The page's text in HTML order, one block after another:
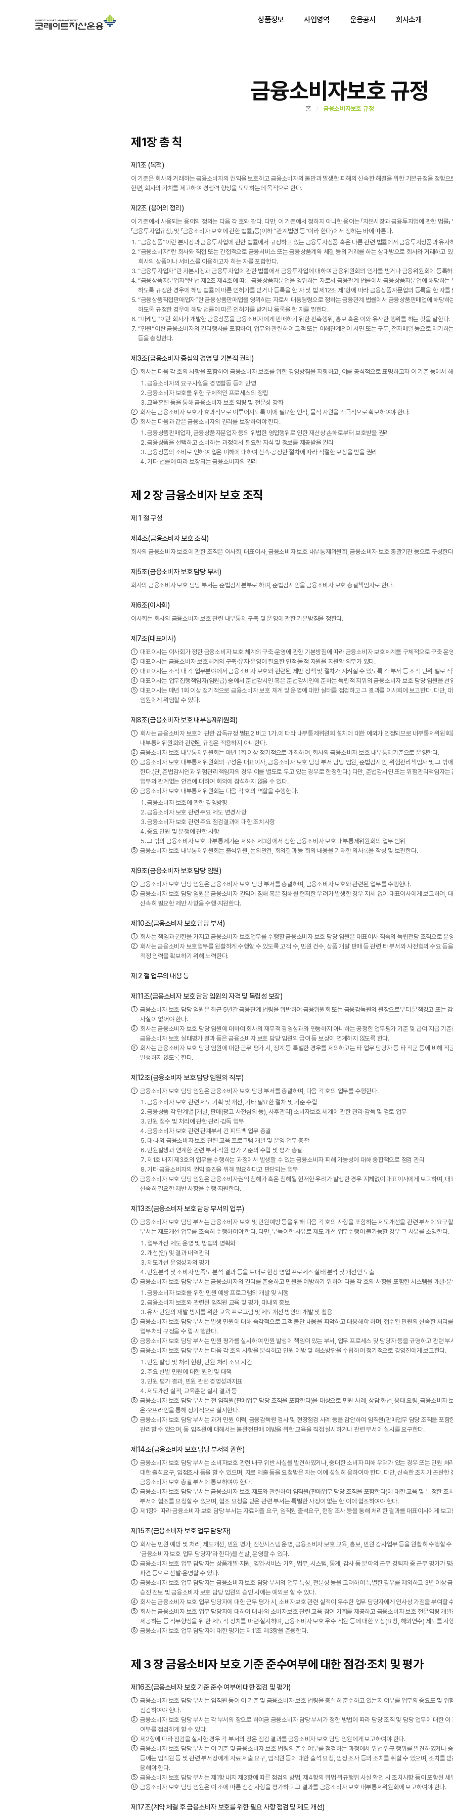
상품정보 사업영역 운용공시 회사소개
금융소비자보호 규정
홈 금융소비자보호 규정
제1장 총 칙
제1조 (목적)
이 기준은 회사와 거래하는 금융소비자의 권익을 보호하고 금융소비자의 불만과 발생한 피해의 신속한 해결을 위한 기본규정을 정함
한편, 회사의 가치를 제고하여 경쟁력 향상을 도모하는데 목적으로 한다.
제2조 (용어의 정리)
이 기준에서 사용되는 용어의 정의는 다음 각 호와 같다. 다만, 이 기준에서 정하지 아니한 용어는 「자본시장과 금융투자업에 관한 법률
「금융투자업규정」 및 「금융소비자 보호에 관한 법률」등(이하 “관계법령 등”이라 한다)에서 정하는 바에 따른다.
“금융상품”이란 본시장과 금융투자업에 관한 법률에서 규정하고 있는 금융투자상품 혹은 다른 관련 법률에서 금융투자상품과 유사
“금융소비자”란 회사와 직접 또는 간접적으로 금융서비스 또는 금융상품계약 체결 등의 거래를 하는 상대방으로 회사와 거래하고
회사의 상품이나 서비스를 이용하고자 하는 자를 포함한다.
“금융투자업자”란 자본시장과 금융투자업에 관한 법률에서 금융투자업에 대하여 금융위원회의 인가를 받거나 금융위원회에 등록
“금융상품자문업자”란 법 제2조 제4호에 따른 금융상품자문업을 영위하는 자로서 금융관계 법률에서 금융상품자문업에 해당하는
하도록 규정한 경우에 해당 법률에 따른 인허가를 받거나 등록을 한 자 및 법 제12조 제1항에 따라 금융상품자문업의 등록을 한 자를
“금융상품직접판매업자”란 금융상품판매업을 영위하는 자로서 대통령령으로 정하는 금융관계 법률에서 금융상품판매업에 해당하
하도록 규정한 경우에 해당 법률에 따른 인허가를 받거나 등록을 한 자를 말한다.
“마케팅”이란 회사가 개발한 금융상품을 금융소비자에게 판매하기 위한 판촉행위, 홍보 혹은 이와 유사한 행위를 하는 것을 말한다.
“민원”이란 금융소비자의 권리행사를 포함하여, 업무와 관련하여 고객 또는 이해관계인이 서면 또는 구두, 전자메일 등으로 제기하
등을 총칭한다.
제3조(금융소비자 중심의 경영 및 기본적 권리)
회사는 다음 각 호의 사항을 포함하여 금융소비자 보호를 위한 경영방침을 지향하고, 이를 공식적으로 표명하고자 이 기준 등에서
금융소비자의 요구사항을 경영활동 등에 반영
금융소비자 보호를 위한 구체적인 프로세스의 정립
교육훈련 등을 통해 금융소비자 보호 역량 및 전문성 강화
회사는 금융소비자 보호가 효과적으로 이루어지도록 이에 필요한 인적, 물적 자원을 적극적으로 확보하여야 한다.
회사는 다음과 같은 금융소비자의 권리를 보장하여야 한다.
금융상품판매업자, 금융상품자문업자 등의 위법한 영업행위로 인한 재산상 손해로부터 보호받을 권리
금융상품을 선택하고 소비하는 과정에서 필요한 지식 및 정보를 제공받을 권리
금융상품의 소비로 인하여 입은 피해에 대하여 신속·공정한 절차에 따라 적절한 보상을 받을 권리
기타 법률에 따라 보장되는 금융소비자의 권리
제 2 장 금융소비자 보호 조직
제 1 절 구성
제4조(금융소비자 보호 조직)
회사의 금융소비자 보호에 관한 조직은 이사회, 대표이사, 금융소비자 보호 내부통제위원회, 금융소비자 보호 총괄기관 등으로 구성한
제5조(금융소비자 보호 담당 부서)
회사의 금융소비자 보호 담당 부서는 준법감시본부로 하며, 준법감시인을 금융소비자 보호 총괄책임자로 한다.
제6조(이사회)
이사회는 회사의 금융소비자 보호 관련 내부통제 구축 및 운영에 관한 기본방침을 정한다.
제7조(대표이사)
대표이사는 이사회가 정한 금융소비자 보호 체계의 구축·운영에 관한 기본방침에 따라 금융소비자 보호체계를 구체적으로 구축·운
대표이사는 금융소비자 보호체계의 구축·유지·운영에 필요한 인적·물적 자원을 지원할 의무가 있다.
대표이사는 조직 내 각 업무분야에서 금융소비자 보호와 관련된 제반 정책 및 절차가 지켜질 수 있도록 각 부서 등 조직 단위 별로
대표이사는 업무집행책임자(임원급) 중에서 준법감시인 혹은 준법감시인에 준하는 독립적 지위의 금융소비자 보호 담당 임원을 선
대표이사는 매년 1회 이상 정기적으로 금융소비자 보호 체계 및 운영에 대한 실태를 점검하고 그 결과를 이사회에 보고한다. 다만,
임원에게 위임할 수 있다.
제8조(금융소비자 보호 내부통제위원회)
회사는 금융소비자 보호에 관한 감독규정 별표2 비고 1.가.에 따라 내부통제위원회 설치에 대한 예외가 인정되므로 내부통제위원회
내부통제위원회와 관련된 규정은 적용하지 아니한다.
금융소비자 보호 내부통제위원회는 매년 1회 이상 정기적으로 개최하며, 회사의 금융소비자 보호 내부통제기준으로 운영한다.
금융소비자 보호 내부통제위원회의 구성은 대표이사, 금융소비자 보호 담당 부서 담당 임원, 준법감시인, 위험관리책임자 및 그 밖
한다.(단, 준법감시인과 위험관리책임자의 경우 이를 별도로 두고 있는 경우로 한정한다.) 다만, 준법감시인 또는 위험관리책임자
업무와 관계없는 안건에 대하여 회의에 참석하지 않을 수 있다.
금융소비자 보호 내부통제위원회는 다음 각 호의 역할을 수행한다.
금융소비자 보호에 관한 경영방향
금융소비자 보호 관련 주요 제도 변경사항
금융소비자 보호 관련 주요 점검결과에 대한 조치사항
중요 민원 및 분쟁에 관한 사항
그 밖의 금융소비자 보호 내부통제기준 제9조 제3항에서 정한 금융소비자 보호 내부통제위원회의 업무 범위
금융소비자 보호 내부통제위원회는 출석위원, 논의안건, 회의결과 등 회의 내용을 기재한 의사록을 작성 및 보관한다.
제9조(금융소비자 보호 담당 임원)
금융소비자 보호 담당 임원은 금융소비자 보호 담당 부서를 총괄하며, 금융소비자 보호와 관련된 업무를 수행한다.
금융소비자 보호 담당 임원은 금융소비자 권익이 침해 혹은 침해될 현저한 우려가 발생한 경우 지체 없이 대표이사에게 보고하며,
신속히 필요한 제반 사항을 수행·지원한다.
제10조(금융소비자 보호 담당 부서)
회사는 책임과 권한을 가지고 금융소비자 보호업무를 수행할 금융소비자 보호 담당 임원은 대표이사 직속의 독립전담 조직으로 운
회사는 금융소비자 보호업무를 원활하게 수행할 수 있도록 고객 수, 민원 건수, 상품 개발 판매 등 관련 타 부서와 사전협의 수요 등
적정 인력을 확보하기 위해 노력한다.
제 2 절 업무의 내용 등
제11조(금융소비자 보호 담당 임원의 자격 및 독립성 보장)
금융소비자 보호 담당 임원은 최근 5년간 금융관계 법령을 위반하여 금융위원회 또는 금융감독원의 원장으로부터 문책경고 또는
사실이 없어야 한다.
회사는 금융소비자 보호 담당 임원에 대하여 회사의 재무적 경영성과와 연동하지 아니하는 공정한 업무평가 기준 및 급여 지급 기
금융소비자 보호 실태평가 결과 등은 금융소비자 보호 담당 임원의 급여 등 보상에 연계하지 않도록 한다.
회사는 금융소비자 보호 담당 임원에 대한 근무 평가 시, 징계 등 특별한 경우를 제외하고는 타 업무 담당자 등 타 직군 등에 비해 직
발생하지 않도록 한다.
제12조(금융소비자 보호 담당 임원의 직무)
금융소비자 보호 담당 임원은 금융소비자 보호 담당 부서를 총괄하며, 다음 각 호의 업무를 수행한다.
금융소비자 보호 관련 제도 기획 및 개선, 기타 필요한 절차 및 기준 수립
금융상품 각 단계별 [개발, 판매(광고 사전심의 등), 사후관리] 소비자보호 체계에 관한 관리·감독 및 검토 업무
민원 접수 및 처리에 관한 관리·감독 업무
금융소비자 보호 관련 관계부서 간 피드백 업무 총괄
대·내외 금융소비자 보호 관련 교육 프로그램 개발 및 운영 업무 총괄
민원발생과 연계한 관련 부서·직원 평가 기준의 수립 및 평가 총괄
제1호 내지 제3호의 업무를 수행하는 과정에서 발생할 수 있는 금융소비자 피해 가능성에 대해 종합적으로 점검 관리
기타 금융소비자의 권익 증진을 위해 필요하다고 판단되는 업무
금융소비자 보호 담당 임원은 금융소비자권익 침해가 혹은 침해될 현저한 우려가 발생한 경우 지체없이 대표이사에게 보고하며,
신속히 필요한 제반 사항을 수행·지원한다.
제13조(금융소비자 보호 담당 부서의 업무)
금융소비자 보호 담당 부서는 금융소비자 보호 및 민원예방 등을 위해 다음 각 호의 사항을 포함하는 제도개선을 관련 부서에 요구
부서는 제도개선 업무를 조속히 수행하여야 한다. 다만, 부득이한 사유로 제도 개선 업무수행이 불가능할 경우 그 사유를 소명한다.
업무개선 제도 운영 및 방법의 명확화
개선(안) 및 결과 내역관리
제도개선 운영성과의 평가
민원분석 및 소비자 만족도 분석 결과 등을 토대로 현장 영업 프로세스 실태 분석 및 개선안 도출
금융소비자 보호 담당 부서는 금융소비자의 권리를 존중하고 민원을 예방하기 위하여 다음 각 호의 사항을 포함한 시스템을 개발·
금융소비자 보호를 위한 민원 예방 프로그램의 개발 및 시행
금융소비자 보호와 관련된 임직원 교육 및 평가, 대내외 홍보
유사 민원의 재발 방지를 위한 교육 프로그램 및 제도개선 방안의 개발 및 활용
금융소비자 보호 담당 부서는 발생 민원에 대해 즉각적으로 고객 불만 내용을 파악하고 대응해야 하며, 접수된 민원의 신속한 처리
업무처리 규정을 수 립·시행한다.
금융소비자 보호 담당 부서는 민원 평가를 실시하여 민원 발생에 책임이 있는 부서, 업무 프로세스 및 담당자 등을 규명하고 관련
금융소비자 보호 담당 부서는 다음 각 호의 사항을 분석하고 민원 예방 및 해소방안을 수립하여 정기적으로 경영진에게 보고한다.
민원 발생 및 처리 현황, 민원 처리 소요 시간
주요 빈발 민원에 대한 원인 및 대책
민원 평가 결과, 민원 관련 경영성과지표
제도개선 실적, 교육훈련 실시 결과 등
금융소비자 보호 담당 부서는 전 임직원(판매업무 담당 조직을 포함한다)을 대상으로 민원 사례, 상담 화법, 응대 요령, 금융소비자
온·오프라인을 통해 정기적으로 실시한다.
금융소비자 보호 담당 부서는 과거 민원 이력, 금융감독원 검사 및 현장점검 사례 등을 감안하여 임직원(판매업무 담당 조직을 포함
관리할 수 있으며, 동 임직원에 대해서는 불완전판매 예방을 위한 교육을 직접 실시하거나 관련 부서에 실시를 요구한다.
제14조(금융소비자 보호 담당 부서의 권한)
금융소비자 보호 담당 부서는 소비자보호 관련 내규 위반 사실을 발견하였거나, 중대한 소비자 피해 우려가 있는 경우 또는 민원 처
대한 출석요구, 임점조사 등을 할 수 있으며, 자료 제출 등을 요청받은 자는 이에 성실히 응하여야 한다. 다만, 신속한 조치가 곤란한
금융소비자 보호 총괄 부서에 통보하여야 한다.
금융소비자 보호 담당 부서는 금융소비자 보호 제도와 관련하여 임직원(판매업무 담당 조직을 포함한다)에 대한 교육 및 특정한 조
부서에 협조를 요청할 수 있으며, 협조 요청을 받은 관련 부서는 특별한 사정이 없는 한 이에 협조하여야 한다.
제1항에 따라 금융소비자 보호 담당 부서는 자료제출 요구, 임직원 출석요구, 현장 조사 등을 통해 처리한 결과를 대표이사에게 보고
제15조(금융소비자 보호 업무 담당자)
회사는 민원 예방 및 처리, 제도개선, 민원 평가, 전산시스템 운영, 금융소비자 보호 교육, 홍보, 민원 감사업무 등을 원활히 수행할
‘금융소비자 보호 업무 담당자’라 한다)을 선발, 운영할 수 있다.
금융소비자 보호 업무 담당자는 상품개발·지원, 영업·서비스 기획, 법무, 시스템, 통계, 감사 등 분야의 근무 경력자 중 근무 평가가
파견 등으로 선발·운영할 수 있다.
금융소비자 보호 업무 담당자는 금융소비자 보호 담당 부서의 업무 특성, 전문성 등을 고려하여 특별한 경우를 제외하고 3년 이상
승진 전보 및 금융소비자 보호 담당 임원의 승인 시에는 예외로 할 수 있다.
회사는 금융소비자 보호 업무 담당자에 대한 근무 평가 시, 소비자보호 관련 실적이 우수한 업무 담당자에게 인사상 가점을 부여할
회사는 금융소비자 보호 업무 담당자에 대하여 대내·외 소비자보호 관련 교육 참여 기회를 제공하고 금융소비자 보호 전문역량 개
제공하는 등 직무향상을 위 한 제도적 장치를 마련·실시하며, 금융소비자 보호 우수 직원 등에 대한 포상(표창, 해외연수) 제도를 시
금융소비자 보호 업무 담당자에 대한 평가는 제11조 제3항을 준용한다.
제 3 장 금융소비자 보호 기준 준수여부에 대한 점검·조치 및 평가
제16조(금융소비자 보호 기준 준수 여부에 대한 점검 및 평가)
금융소비자 보호 담당 부서는 임직원 등이 이 기준 및 금융소비자 보호 법령을 충실히 준수하고 있는지 여부를 업무의 중요도 및 위
점검하여야 한다.
금융소비자 보호 담당 부서는 각 부서의 장으로 하여금 금융소비자 담당 부서가 정한 방법에 따라 담당 조직 및 담당 업무에 대한
여부를 점검하게 할 수 있다.
제2항에 따라 점검을 실시한 경우 각 부서의 장은 점검 결과를 금융소비자 보호 담당 임원에게 보고하여야 한다.
금융소비자 보호 담당 부서는 이 기준 및 금융소비자 보호 법령의 준수 여부를 점검하는 과정에서 위법·위규 행위를 발견하였거나
등에는 임직원 등 및 관련 부서장에게 자료 제출 요구, 임직원 등에 대한 출석 요청, 임정 조사 등의 조치를 취할 수 있으며, 조치를
응해야 한다.
금융소비자 보호 담당 부서는 제1항 내지 제3항에 따른 점검의 방법, 제4항의 위법·위규행위 사실 확인 시 조치사항 등이 포함된
금융소비자 보호 담당 임원은 이 조에 따른 점검 사항을 평가하고 그 결과를 금융소비자 보호 내부통제위원회에 보고하여야 한다.
제17조(계약 체결 후 금융소비자 보호를 위한 필요 사항 점검 및 제도 개선)